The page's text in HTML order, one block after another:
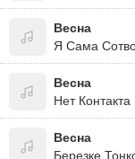
Весна
Я Сама
Весна
Нет Контакта
Весна
Березке